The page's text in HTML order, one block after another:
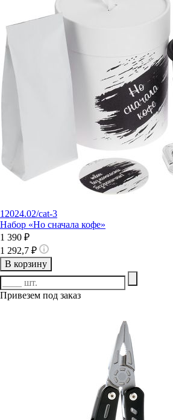
12024.02/cat-3
Набор «Но сначала кофе»
1 390 ₽
1 292,7 ₽
В корзину
Привезем под заказ